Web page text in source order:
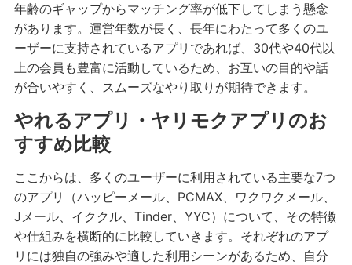
年齢のギャップからマッチング率が低下してしまう懸念
があります。運営年数が長く、長年にわたって多くのユ
ーザーに支持されているアプリであれば、30代や40代以
上の会員も豊富に活動しているため、お互いの目的や話
が合いやすく、スムーズなやり取りが期待できます。
やれるアプリ・ヤリモクアプリのお
すすめ比較
ここからは、多くのユーザーに利用されている主要な7つ
のアプリ（ハッピーメール、PCMAX、ワクワクメール、
Jメール、イククル、Tinder、YYC）について、その特徴
や仕組みを横断的に比較していきます。それぞれのアプ
リには独自の強みや適した利用シーンがあるため、自分